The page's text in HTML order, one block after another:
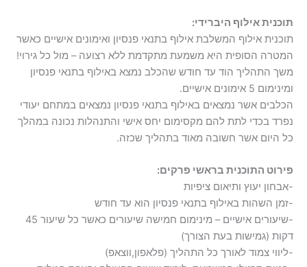
תוכנית אילוף היברידי:
תוכנית אילוף המשלבת אילוף בתנאי פנסיון ואימונים אישיים כאשר
המטרה הסופית היא משמעת מתקדמת ללא רצועה – מול כל גירוי!
משך התהליך הוד עד חודש שהכלב נמצא באילוף בתנאי פנסיון
ומינימום 5 אימונים אישיים.
הכלבים אשר נמצאים באילוף בתנאי פנסיון נמצאים במתחם יעודי
נפרד בכדי לתת להם מקסימום יחס אישי והתנהלות נכונה במהלך
כל היום אשר חשובה מאוד בתהליך שכזה.
פירוט התוכנית בראשי פרקים:
-אבחון יעוץ ותיאום ציפיות
-זמן השהות באילוף בתנאי פנסיון הוא עד חודש
-שיעורים אישיים – מינימום חמישה שיעורים כאשר כל שיעור 45
דקות (גמישות בעת הצורך)
-ליווי צמוד לאורך כל התהליך (פלאפון,ווצאפ)